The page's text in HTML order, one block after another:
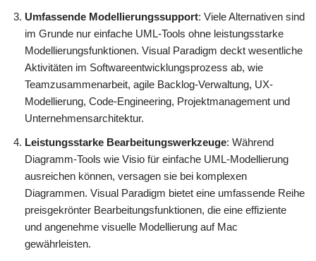
Umfassende Modellierungssupport: Viele Alternativen sind
im Grunde nur einfache UML-Tools ohne leistungsstarke
Modellierungsfunktionen. Visual Paradigm deckt wesentliche
Aktivitäten im Softwareentwicklungsprozess ab, wie
Teamzusammenarbeit, agile Backlog-Verwaltung, UX-
Modellierung, Code-Engineering, Projektmanagement und
Unternehmensarchitektur.
Leistungsstarke Bearbeitungswerkzeuge: Während
Diagramm-Tools wie Visio für einfache UML-Modellierung
ausreichen können, versagen sie bei komplexen
Diagrammen. Visual Paradigm bietet eine umfassende Reihe
preisgekrönter Bearbeitungsfunktionen, die eine effiziente
und angenehme visuelle Modellierung auf Mac
gewährleisten.